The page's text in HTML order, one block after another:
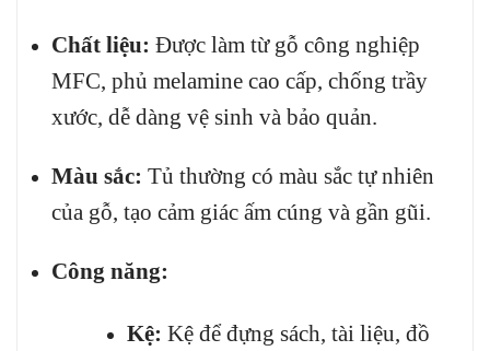
Chất liệu: Được làm từ gỗ công nghiệp
MFC, phủ melamine cao cấp, chống trầy
xước, dễ dàng vệ sinh và bảo quản.
Màu sắc: Tủ thường có màu sắc tự nhiên
của gỗ, tạo cảm giác ấm cúng và gần gũi.
Công năng:
Kệ: Kệ để đựng sách, tài liệu, đồ